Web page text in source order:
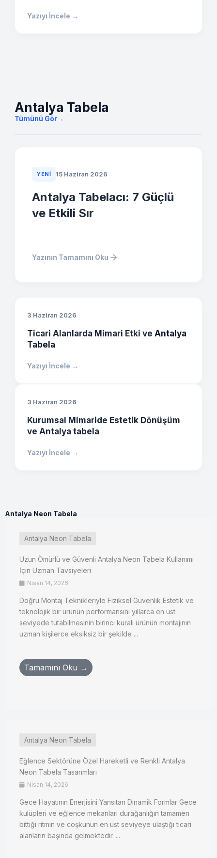
Yazıyı İncele →
Antalya Tabela
Tümünü Gör→
YENI 15 Haziran 2026
Antalya Tabelacı: 7 Güçlü
ve Etkili Sır
Yazının Tamamını Oku
3 Haziran 2026
Ticari Alanlarda Mimari Etki ve Antalya
Tabela
Yazıyı İncele →
3 Haziran 2026
Kurumsal Mimaride Estetik Dönüşüm
ve Antalya tabela
Yazıyı İncele →
Antalya Neon Tabela
Antalya Neon Tabela
Uzun Ömürlü ve Güvenli Antalya Neon Tabela Kullanımı
İçin Uzman Tavsiyeleri
Nisan 14, 2026
Doğru Montaj Teknikleriyle Fiziksel Güvenlik Estetik ve
teknolojik bir ürünün performansını yıllarca en üst
seviyede tutabilmesinin birinci kuralı ürünün montajının
uzman kişilerce eksiksiz bir şekilde ...
Tamamını Oku →
Antalya Neon Tabela
Eğlence Sektörüne Özel Hareketli ve Renkli Antalya
Neon Tabela Tasarımları
Nisan 14, 2026
Gece Hayatının Enerjisini Yansıtan Dinamik Formlar Gece
kulüpleri ve eğlence mekanları durağanlığın tamamen
bittiği ritmin ve coşkunun en üst seviyeye ulaştığı ticari
alanların başında gelmektedir. ...